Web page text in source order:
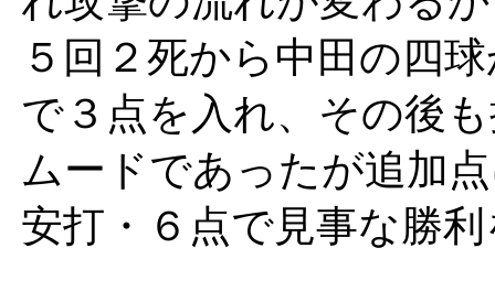
５回２死から中田の四
で３点を入れ、その後
ムードであったが追加
安打・６点で見事な勝